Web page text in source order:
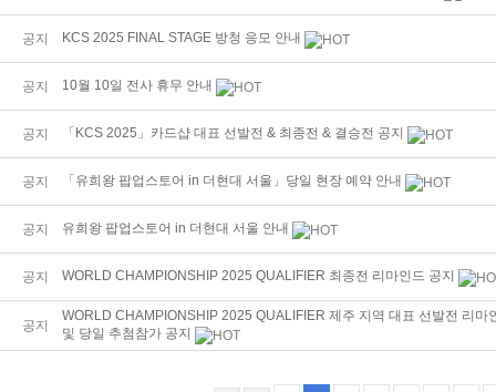
공지 KCS 2025 FINAL STAGE 방청 응모 안내
공지 10월 10일 전사 휴무 안내
공지 「KCS 2025」카드샵 대표 선발전 & 최종전 & 결승전 공지
공지 「유희왕 팝업스토어 in 더현대 서울」당일 현장 예약 안내
공지 유희왕 팝업스토어 in 더현대 서울 안내
공지 WORLD CHAMPIONSHIP 2025 QUALIFIER 최종전 리마인드 공지
공지
WORLD CHAMPIONSHIP 2025 QUALIFIER 제주 지역 대표 선발전 리마
및 당일 추첨참가 공지